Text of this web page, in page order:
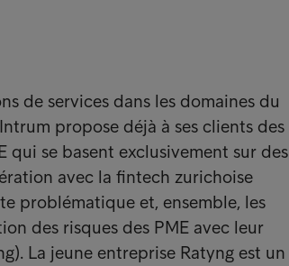
de services dans les domaines du
propose déjà à ses clients des
qui se basent exclusivement sur des
avec la fintech zurichoise
problématique et, ensemble, les
des risques des PME avec leur
La jeune entreprise Ratyng est un